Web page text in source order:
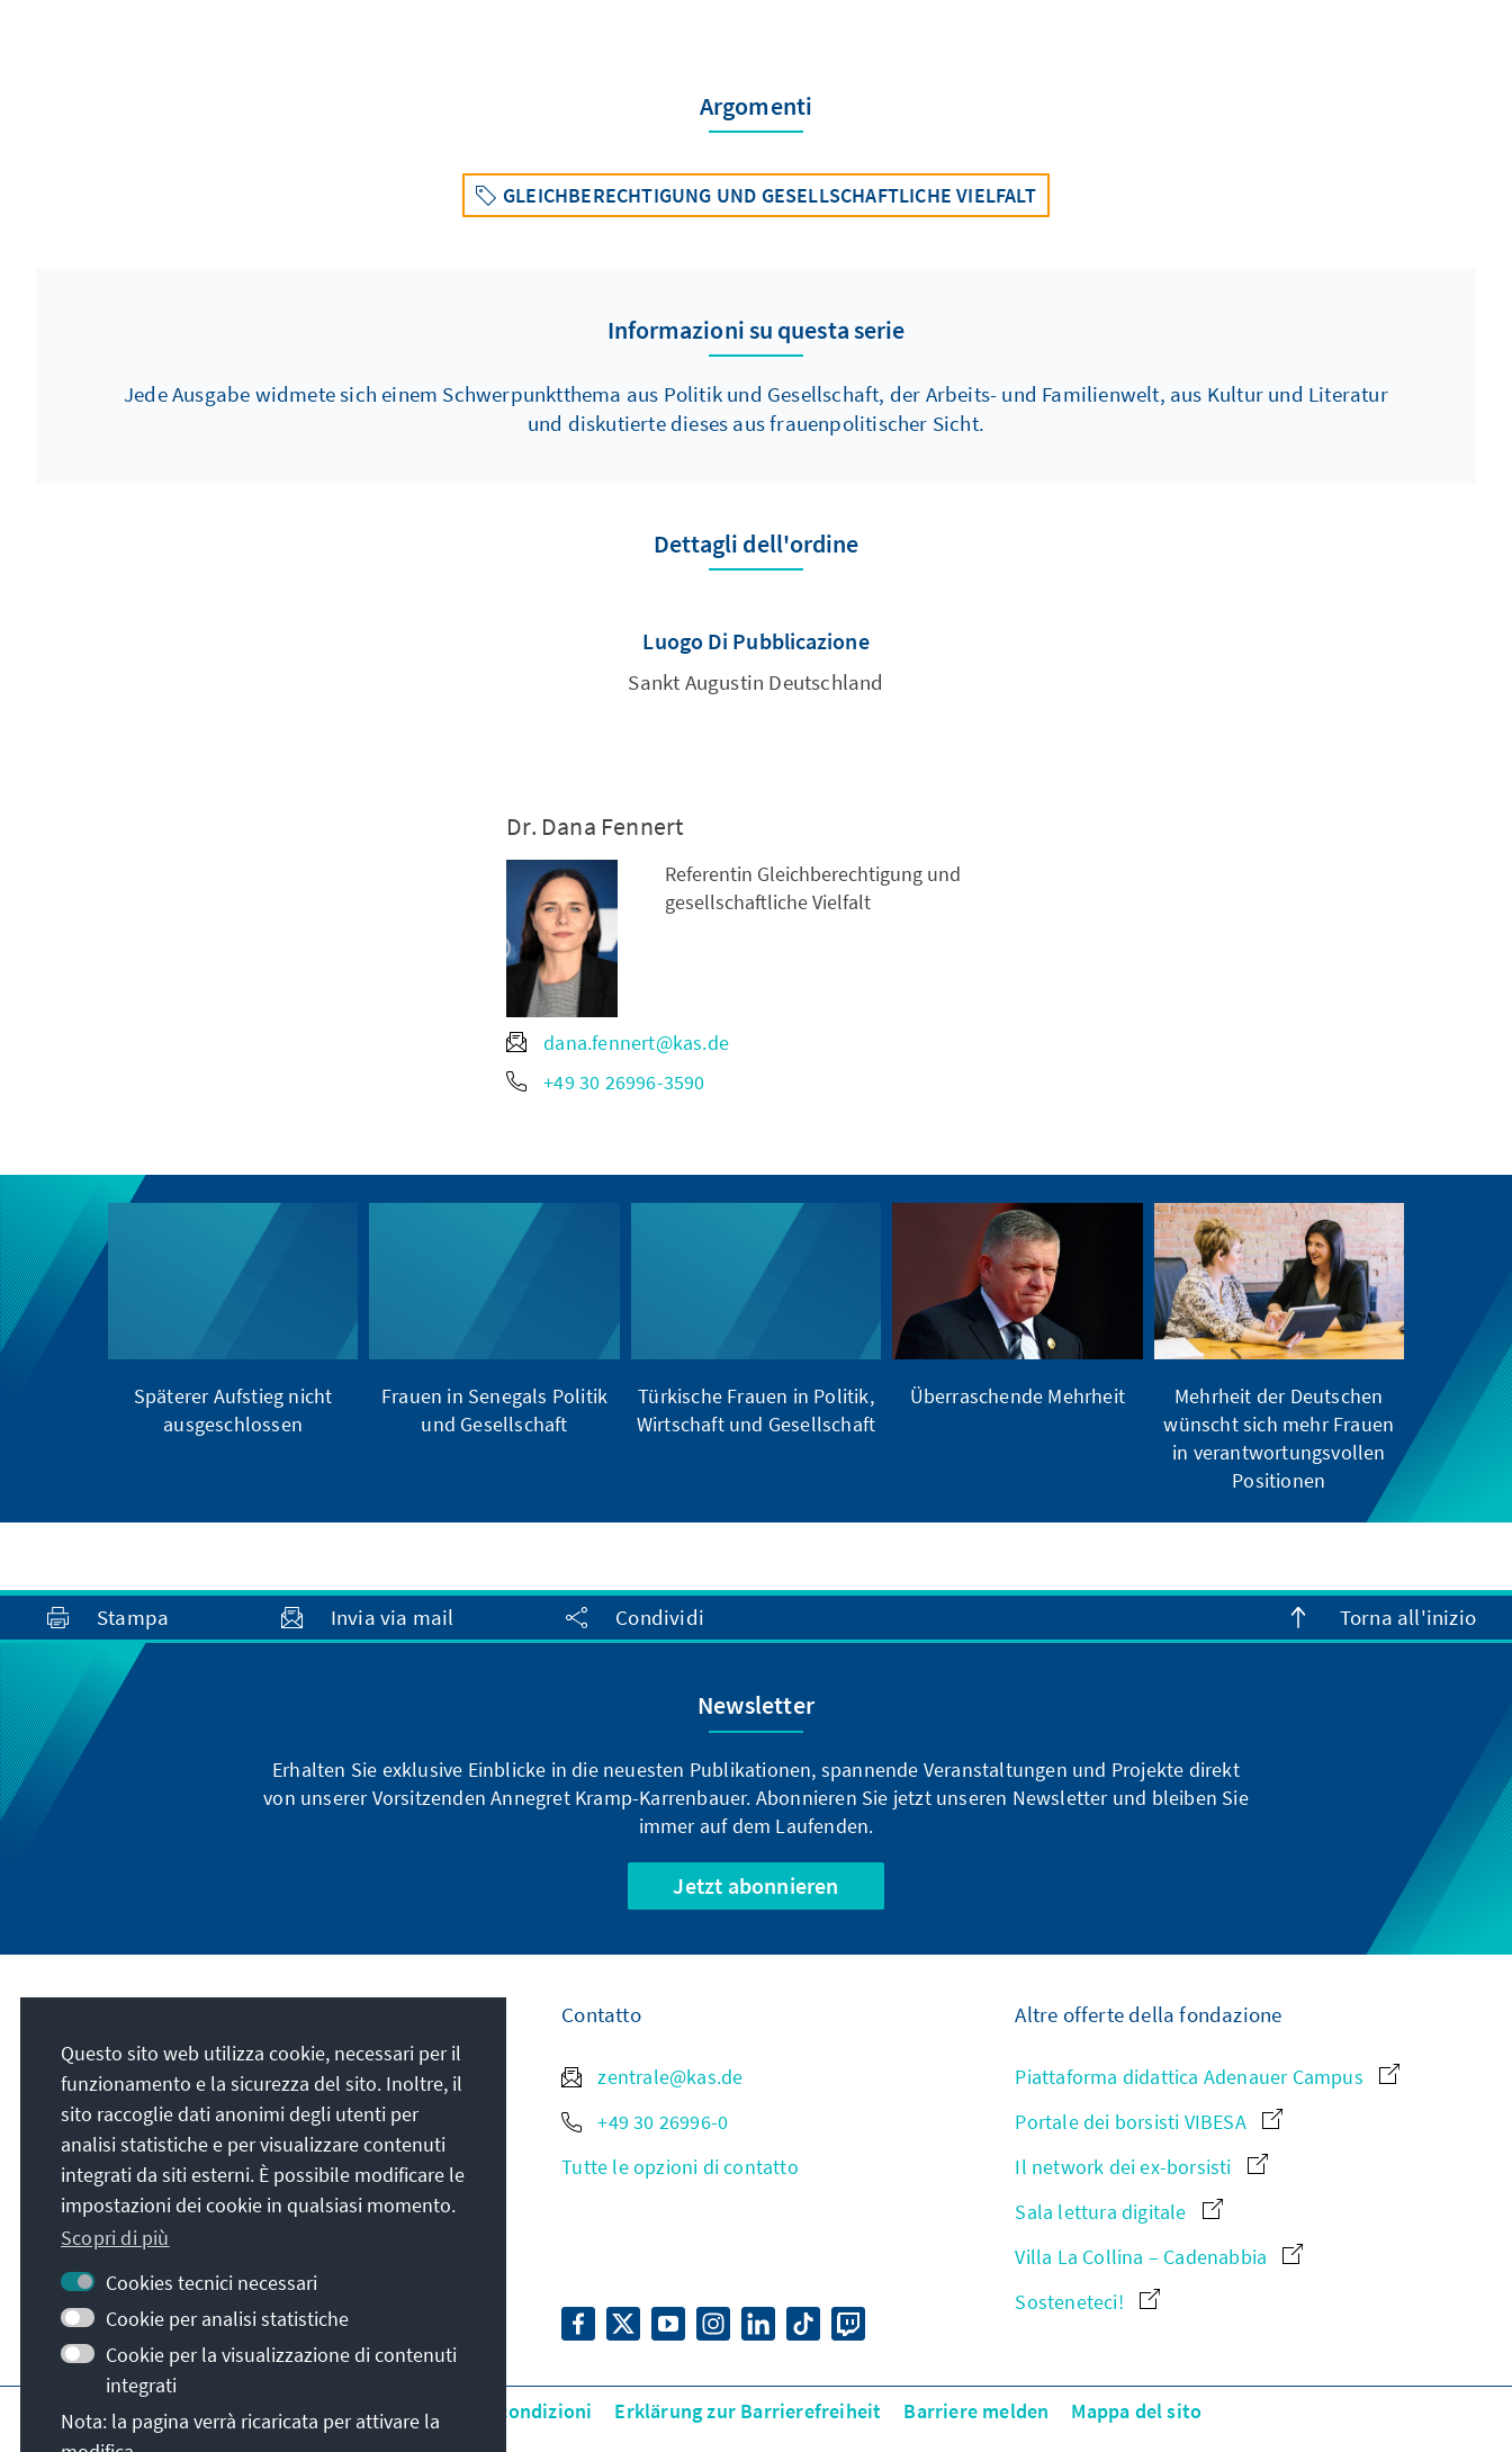
Argomenti
GLEICHBERECHTIGUNG UND GESELLSCHAFTLICHE VIELFALT
Informazioni su questa serie
Jede Ausgabe widmete sich einem Schwerpunktthema aus Politik und Gesellschaft, der Arbeits- und Familienwelt, aus Kultur und Literatur
und diskutierte dieses aus frauenpolitischer Sicht.
Dettagli dell'ordine
Luogo Di Pubblicazione
Sankt Augustin Deutschland
Dr. Dana Fennert
Referentin Gleichberechtigung und
gesellschaftliche Vielfalt
dana.fennert@kas.de
+49 30 26996-3590
Späterer Aufstieg nicht
ausgeschlossen
Frauen in Senegals Politik
und Gesellschaft
Türkische Frauen in Politik,
Wirtschaft und Gesellschaft
Überraschende Mehrheit
Mehrheit der Deutschen
wünscht sich mehr Frauen
in verantwortungsvollen
Positionen
Stampa Invia via mail Condividi Torna all'inizio
Newsletter
Erhalten Sie exklusive Einblicke in die neuesten Publikationen, spannende Veranstaltungen und Projekte direkt
von unserer Vorsitzenden Annegret Kramp-Karrenbauer. Abonnieren Sie jetzt unseren Newsletter und bleiben Sie
immer auf dem Laufenden.
Jetzt abonnieren
Die Konrad-Adenauer-Stiftung setzt sich
national und international durch politische
Bildung für Frieden, Freiheit und
Gerechtigkeit ein. Wir fördern und bewahren
freiheitliche Demokratie, die Soziale
Marktwirtschaft und die Entwicklung und
Festigung des Wertekonsenses.
La nostra missione
Contatto
zentrale@kas.de
+49 30 26996-0
Tutte le opzioni di contatto
Altre offerte della fondazione
Piattaforma didattica Adenauer Campus
Portale dei borsisti VIBESA
Il network dei ex-borsisti
Sala lettura digitale
Villa La Collina – Cadenabbia
Sosteneteci!
Colophon Protezione dei dati Termini e condizioni Erklärung zur Barrierefreiheit Barriere melden
Mappa del sito
Questo sito web utilizza cookie, necessari per il
funzionamento e la sicurezza del sito. Inoltre, il
sito raccoglie dati anonimi degli utenti per
analisi statistiche e per visualizzare contenuti
integrati da siti esterni. È possibile modificare le
impostazioni dei cookie in qualsiasi momento.
Scopri di più
Cookies tecnici necessari
Cookie per analisi statistiche
Cookie per la visualizzazione di contenuti
integrati
Nota: la pagina verrà ricaricata per attivare la